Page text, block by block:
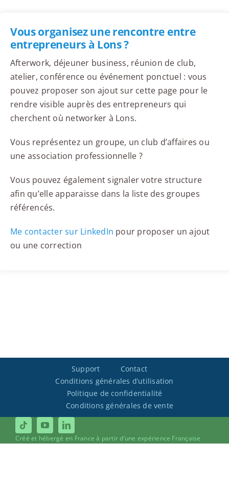
Vous organisez une rencontre entre
entrepreneurs à Lons ?
Afterwork, déjeuner business, réunion de club,
atelier, conférence ou événement ponctuel : vous
pouvez proposer son ajout sur cette page pour le
rendre visible auprès des entrepreneurs qui
cherchent où networker à Lons.
Vous représentez un groupe, un club d’affaires ou
une association professionnelle ?
Vous pouvez également signaler votre structure
afin qu’elle apparaisse dans la liste des groupes
référencés.
Me contacter sur LinkedIn pour proposer un ajout
ou une correction
Support
Contact
Conditions générales d’utilisation
Politique de confidentialité
Conditions générales de vente
Créé et hébergé en France à partir d’une expérience Française